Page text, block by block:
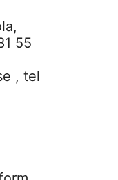
55
, tel